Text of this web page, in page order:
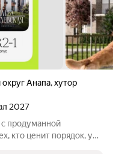
Анапа,хутор
2027
с продуманной